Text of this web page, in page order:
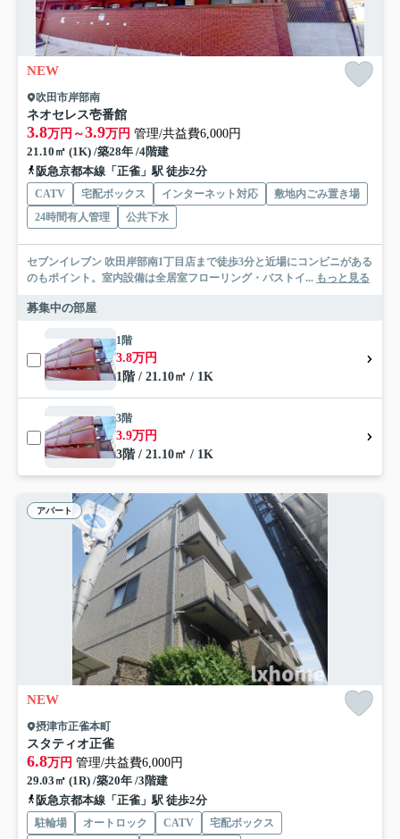
NEW
吹田市岸部南
ネオセレス壱番館
3.8万円～3.9万円 管理/共益費6,000円
21.10㎡ (1K) /築28年 /4階建
阪急京都本線「正雀」駅 徒歩2分
CATV 宅配ボックス インターネット対応
敷地内ごみ置き場
24時間有人管理
公共下水
セブンイレブン 吹田岸部南1丁目店まで徒歩3分と近場にコンビニがある
のもポイント。室内設備は全居室フローリング・バストイ... もっと見る
募集中の部屋
1階
3.8万円
1階 / 21.10㎡ / 1K
3階
3.9万円
3階 / 21.10㎡ / 1K
アパート
NEW
摂津市正雀本町
スタティオ正雀
6.8万円 管理/共益費6,000円
29.03㎡ (1R) /築20年 /3階建
阪急京都本線「正雀」駅 徒歩2分
駐輪場 オートロック CATV
宅配ボックス